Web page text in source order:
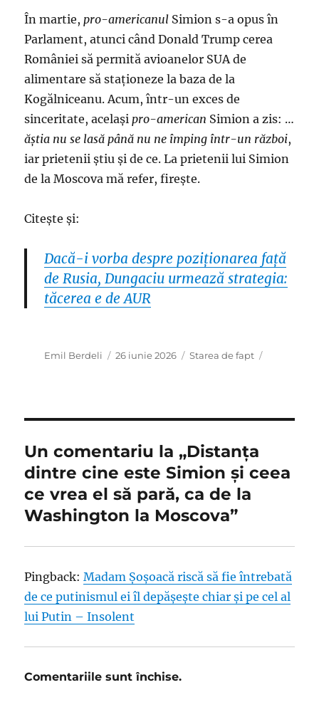
În martie,pro-americanul Simion s-a opus în
Parlament, atunci când Donald Trump cerea
României să permită avioanelor SUA de
alimentare să staționeze la baza de la
Kogălniceanu. Acum, într-un exces de
sinceritate, acelașipro-american Simion a zis: …
ăștia nu se lasă până nu ne împing într-un război,
iar prietenii știu și de ce. La prietenii lui Simion
de la Moscova mă refer, firește.
Citește și:
Dacă-i vorba despre poziționarea față
de Rusia, Dungaciu urmează strategia:
tăcerea e de AUR
Autor
Emil Berdeli
Publicat
26 iunie 2026 Categorii
Starea de fapt
Un comentariu la „Distanța
dintre cine este Simion și ceea
ce vrea el să pară, ca de la
Washington la Moscova”
Pingback:Madam Șoșoacă riscă să fie întrebată
de ce putinismul ei îl depășește chiar și pe cel al
lui Putin – Insolent
Comentariile sunt închise.